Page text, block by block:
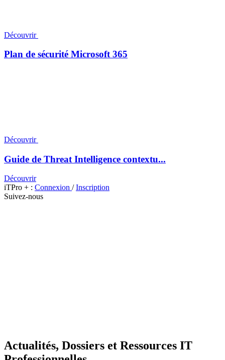
Découvrir
Plan de sécurité Microsoft 365
Découvrir
Guide de Threat Intelligence contextu...
Découvrir
iTPro + : Connexion /Inscription
Suivez-nous
Actualités, Dossiers et Ressources IT